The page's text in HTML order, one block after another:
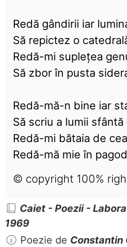
Redă gândirii iar
Să repictez o
Redă-mi suplețea
Să zbor în pusta
Redă-mă-n bine iar
Să scriu a lumii sfântă
Redă-mi bătaia de
Redă-mă mie în
© copyright 100%
Caiet - Poezii -
1969
Poezie de Constantin